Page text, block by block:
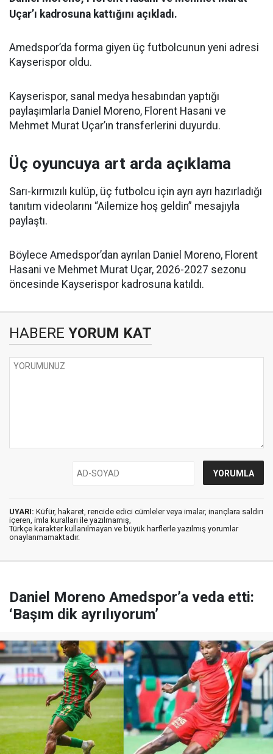
Uçar’ı kadrosuna kattığını açıkladı.
Amedspor’da forma giyen üç futbolcunun yeni adresi
Kayserispor oldu.
Kayserispor, sanal medya hesabından yaptığı
paylaşımlarla Daniel Moreno, Florent Hasani ve
Mehmet Murat Uçar’ın transferlerini duyurdu.
Üç oyuncuya art arda açıklama
Sarı-kırmızılı kulüp, üç futbolcu için ayrı ayrı hazırladığı
tanıtım videolarını “Ailemize hoş geldin” mesajıyla
paylaştı.
Böylece Amedspor’dan ayrılan Daniel Moreno, Florent
Hasani ve Mehmet Murat Uçar, 2026-2027 sezonu
öncesinde Kayserispor kadrosuna katıldı.
HABERE YORUM KAT
UYARI: Küfür, hakaret, rencide edici cümleler veya imalar, inançlara saldırı
içeren, imla kuralları ile yazılmamış,
Türkçe karakter kullanılmayan ve büyük harflerle yazılmış yorumlar
onaylanmamaktadır.
Daniel Moreno Amedspor’a veda etti:
‘Başım dik ayrılıyorum’